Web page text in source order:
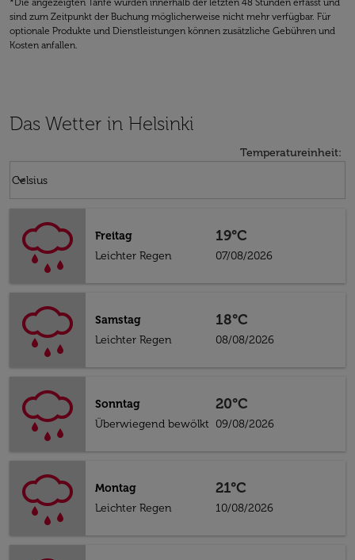
*Die angezeigten Tarife wurden innerhalb der letzten 48 Stunden erfasst und
sind zum Zeitpunkt der Buchung möglicherweise nicht mehr verfügbar. Für
optionale Produkte und Dienstleistungen können zusätzliche Gebühren und
Kosten anfallen.
Das Wetter in Helsinki
Temperatureinheit:
Celsius
keyboard_arrow_down
Freitag
Leichter Regen
19°C
07/08/2026
Samstag
Leichter Regen
18°C
08/08/2026
Sonntag
Überwiegend bewölkt
20°C
09/08/2026
Montag
Leichter Regen
21°C
10/08/2026